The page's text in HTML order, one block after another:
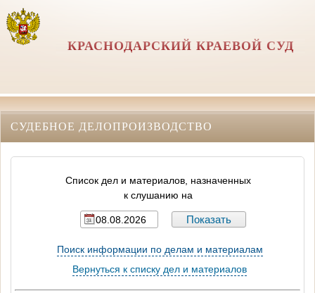
КРАСНОДАРСКИЙ КРАЕВОЙ СУД
СУДЕБНОЕ ДЕЛОПРОИЗВОДСТВО
Список дел и материалов, назначенных
к слушанию на
Поиск информации по делам и материалам
Вернуться к списку дел и материалов